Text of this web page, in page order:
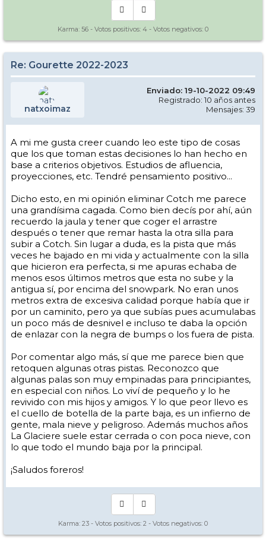
Karma: 56 - Votos positivos: 4 - Votos negativos: 0
Re: Gourette 2022-2023
natxoimaz
Enviado: 19-10-2022 09:49
Registrado: 10 años antes
Mensajes: 39
A mi me gusta creer cuando leo este tipo de cosas
que los que toman estas decisiones lo han hecho en
base a criterios objetivos. Estudios de afluencia,
proyecciones, etc. Tendré pensamiento positivo...
Dicho esto, en mi opinión eliminar Cotch me parece
una grandísima cagada. Como bien decís por ahí, aún
recuerdo la jaula y tener que coger el arrastre
después o tener que remar hasta la otra silla para
subir a Cotch. Sin lugar a duda, es la pista que más
veces he bajado en mi vida y actualmente con la silla
que hicieron era perfecta, si me apuras echaba de
menos esos últimos metros que esta no sube y la
antigua sí, por encima del snowpark. No eran unos
metros extra de excesiva calidad porque había que ir
por un caminito, pero ya que subías pues acumulabas
un poco más de desnivel e incluso te daba la opción
de enlazar con la negra de bumps o los fuera de pista.
Por comentar algo más, sí que me parece bien que
retoquen algunas otras pistas. Reconozco que
algunas palas son muy empinadas para principiantes,
en especial con niños. Lo viví de pequeño y lo he
revivido con mis hijos y amigos. Y lo que peor llevo es
el cuello de botella de la parte baja, es un infierno de
gente, mala nieve y peligroso. Además muchos años
La Glaciere suele estar cerrada o con poca nieve, con
lo que todo el mundo baja por la principal.
¡Saludos foreros!
Karma: 23 - Votos positivos: 2 - Votos negativos: 0